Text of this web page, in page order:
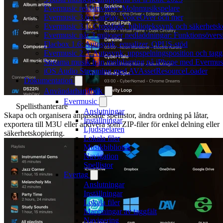
Evermusic reklamvideo: Molnmusikspelare
Evermusic 3.6: CarPlay, VoiceOver och mer
Evermusic 3.1: Crossfade, bibliotekssynk och
Evermusic når 3 miljoner nedladdningar:
Flacbox 1.6: Autosynk, equalizer, OPUS-stöd
Evermusic 2.3: Autosynk, uppspelningsposition och
Streama musik från molnlagring på iPhone med
iOS Audio Streaming med AVAssetResourceLoader
Dokumentation
Användarhandbok
Evermusic
Anslutningar
Inställningar
Ljudspelaren
Lokala filer
Musikbibliotek
Navigation
Spellistor
Evertag
Anslutningar
Inställningar
Lokala filer
Mappningar av taggfält
Navigering
Spellisthanterare
Skapa och organisera anpassade spellistor, ändra ordning på låtar,
exportera till M3U eller arkivera som ZIP-filer för enkel delning eller
säkerhetskopiering.